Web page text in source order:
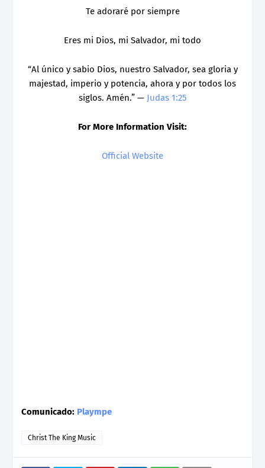
Te adoraré por siempre
Eres mi Dios, mi Salvador, mi todo
“Al único y sabio Dios, nuestro Salvador, sea gloria y
majestad, imperio y potencia, ahora y por todos los
siglos. Amén.” — Judas 1:25
For More Information Visit:
Official Website
Comunicado: Plaympe
Christ The King Music